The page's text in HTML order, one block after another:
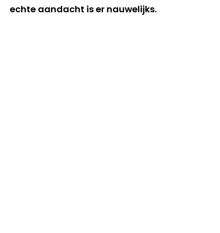
echte aandacht is er nauwelijks.